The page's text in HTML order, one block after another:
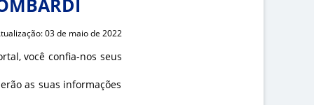
03 de maio de 2022
você confia-nos seus
as suas informações